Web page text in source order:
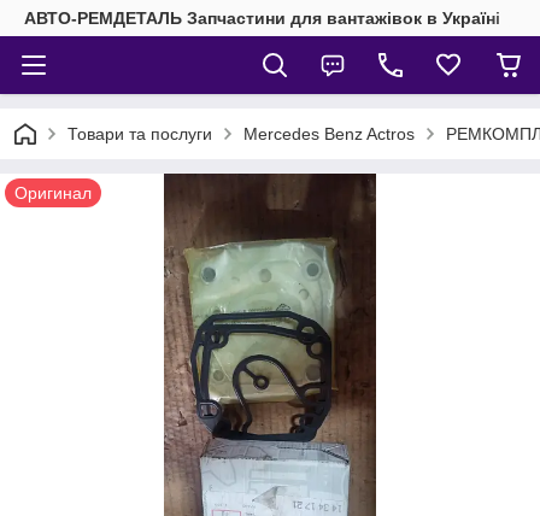
АВТО-РЕМДЕТАЛЬ Запчастини для вантажівок в Україні
Товари та послуги Mercedes Benz Actros
Оригинал